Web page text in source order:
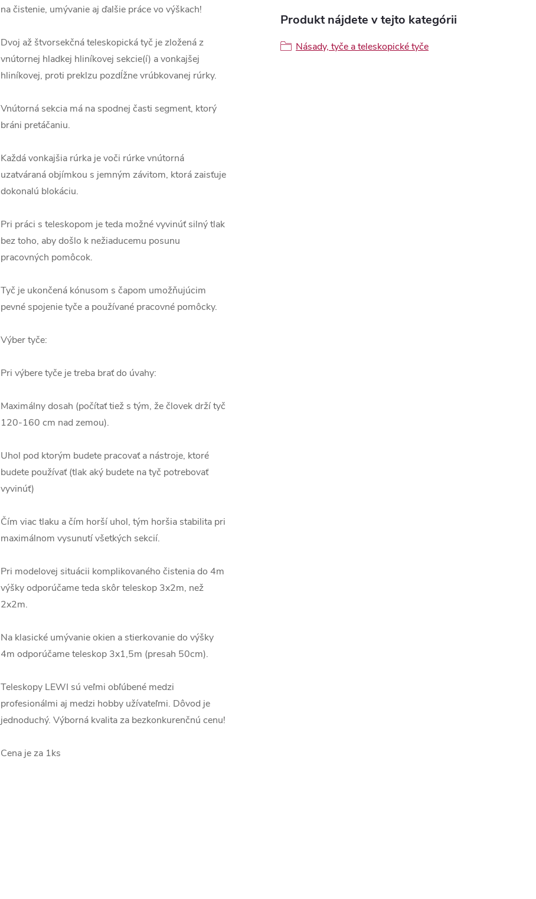
na čistenie, umývanie aj ďalšie práce vo výškach!
Dvoj až štvorsekčná teleskopická tyč je zložená z
vnútornej hladkej hliníkovej sekcie(í) a vonkajšej
hliníkovej, proti preklzu pozdĺžne vrúbkovanej rúrky.
Vnútorná sekcia má na spodnej časti segment, ktorý
bráni pretáčaniu.
Každá vonkajšia rúrka je voči rúrke vnútorná
uzatváraná objímkou ​​s jemným závitom, ktorá zaisťuje
dokonalú blokáciu.
Pri práci s teleskopom je teda možné vyvinúť silný tlak
bez toho, aby došlo k nežiaducemu posunu
pracovných pomôcok.
Tyč je ukončená kónusom s čapom umožňujúcim
pevné spojenie tyče a používané pracovné pomôcky.
Výber tyče:
Pri výbere tyče je treba brať do úvahy:
Maximálny dosah (počítať tiež s tým, že človek drží tyč
120-160 cm nad zemou).
Uhol pod ktorým budete pracovať a nástroje, ktoré
budete používať (tlak aký budete na tyč potrebovať
vyvinúť)
Čím viac tlaku a čím horší uhol, tým horšia stabilita pri
maximálnom vysunutí všetkých sekcií.
Pri modelovej situácii komplikovaného čistenia do 4m
výšky odporúčame teda skôr teleskop 3x2m, než
2x2m.
Na klasické umývanie okien a stierkovanie do výšky
4m odporúčame teleskop 3x1,5m (presah 50cm).
Teleskopy LEWI sú veľmi obľúbené medzi
profesionálmi aj medzi hobby užívateľmi. Dôvod je
jednoduchý. Výborná kvalita za bezkonkurenčnú cenu!
Cena je za 1ks
Produkt nájdete v tejto kategórii
Násady, tyče a teleskopické tyče